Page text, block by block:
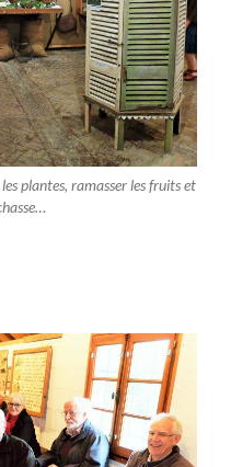
plantes, ramasser les fruits et